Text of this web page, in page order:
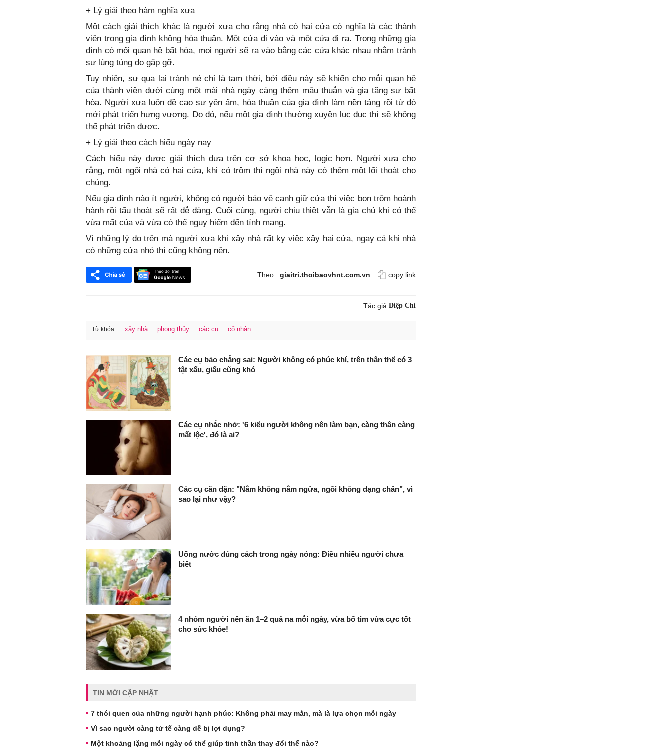
+ Lý giải theo hàm nghĩa xưa
Một cách giải thích khác là người xưa cho rằng nhà có hai cửa có nghĩa là các thành
viên trong gia đình không hòa thuận. Một cửa đi vào và một cửa đi ra. Trong những gia
đình có mối quan hệ bất hòa, mọi người sẽ ra vào bằng các cửa khác nhau nhằm tránh
sự lúng túng do gặp gỡ.
Tuy nhiên, sự qua lại tránh né chỉ là tạm thời, bởi điều này sẽ khiến cho mỗi quan hệ
của thành viên dưới cùng một mái nhà ngày càng thêm mâu thuẫn và gia tăng sự bất
hòa. Người xưa luôn đề cao sự yên ấm, hòa thuận của gia đình làm nền tảng rồi từ đó
mới phát triển hưng vượng. Do đó, nếu một gia đình thường xuyên lục đục thì sẽ không
thể phát triển được.
+ Lý giải theo cách hiểu ngày nay
Cách hiểu này được giải thích dựa trên cơ sở khoa học, logic hơn. Người xưa cho
rằng, một ngôi nhà có hai cửa, khi có trộm thì ngôi nhà này có thêm một lối thoát cho
chúng.
Nếu gia đình nào ít người, không có người bảo vệ canh giữ cửa thì việc bọn trộm hoành
hành rồi tẩu thoát sẽ rất dễ dàng. Cuối cùng, người chịu thiệt vẫn là gia chủ khi có thể
vừa mất của và vừa có thể nguy hiểm đến tính mạng.
Vì những lý do trên mà người xưa khi xây nhà rất kỵ việc xây hai cửa, ngay cả khi nhà
có những cửa nhỏ thì cũng không nên.
Theo: giaitri.thoibaovhnt.com.vn copy link
Tác giả:Diệp Chi
Từ khóa: xây nhà phong thủy các cụ cố nhân
Các cụ bảo chẳng sai: Người không có phúc khí, trên thân thể có 3
tật xấu, giấu cũng khó
Các cụ nhắc nhở: '6 kiểu người không nên làm bạn, càng thân càng
mất lộc', đó là ai?
Các cụ căn dặn: "Nằm không nằm ngửa, ngồi không dạng chân", vì
sao lại như vậy?
Uống nước đúng cách trong ngày nóng: Điều nhiều người chưa
biết
4 nhóm người nên ăn 1–2 quả na mỗi ngày, vừa bổ tim vừa cực tốt
cho sức khỏe!
TIN MỚI CẬP NHẬT
7 thói quen của những người hạnh phúc: Không phải may mắn, mà là lựa chọn mỗi ngày
Vì sao người càng tử tế càng dễ bị lợi dụng?
Một khoảng lặng mỗi ngày có thể giúp tinh thần thay đổi thế nào?